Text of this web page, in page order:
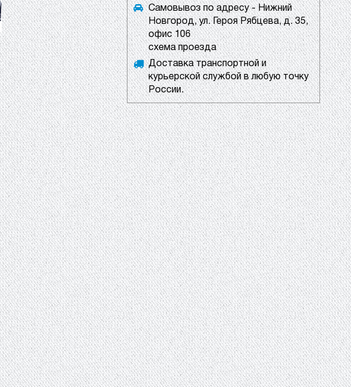
Самовывоз по адресу - Нижний
Новгород, ул. Героя Рябцева, д. 35,
офис 106
схема проезда
Доставка транспортной и
курьерской службой в любую точку
России.